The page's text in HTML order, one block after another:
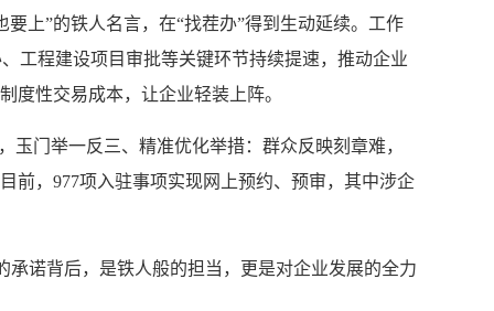
上”的铁人名言，在“找茬办”得到生动延续。工作
工程建设项目审批等关键环节持续提速，推动企业
度性交易成本，让企业轻装上阵。
玉门举一反三、精准优化举措：群众反映刻章难，
前，977项入驻事项实现网上预约、预审，其中涉企
承诺背后，是铁人般的担当，更是对企业发展的全力